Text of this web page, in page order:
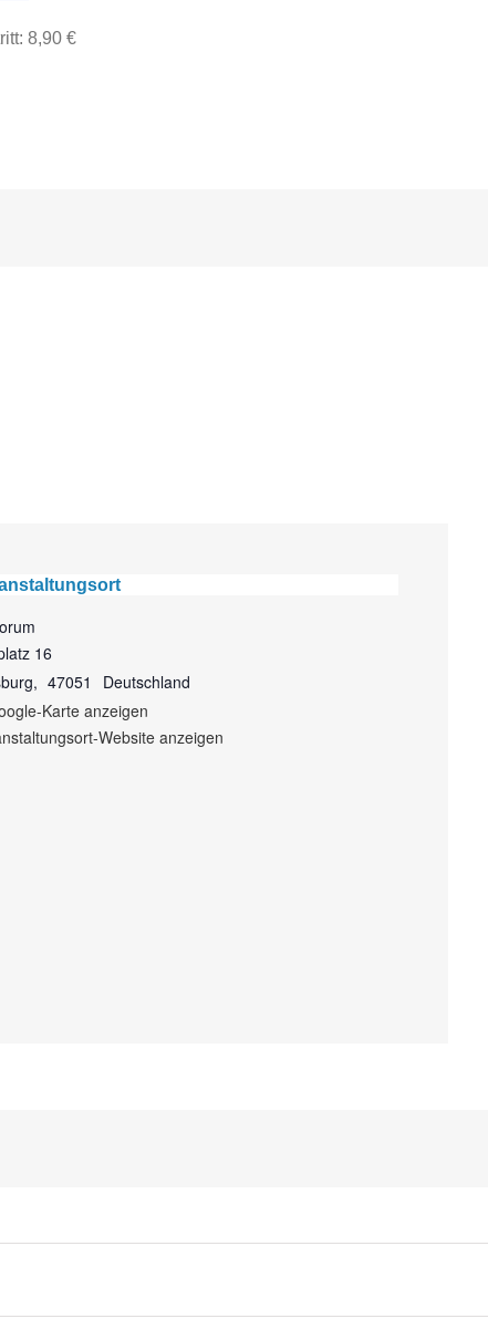
8,90 €
16
, 47051
Deutschland
Karte anzeigen
Website anzeigen